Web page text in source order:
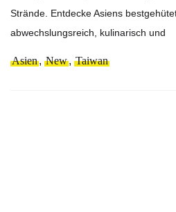
Strände. Entdecke Asiens
abwechslungsreich, kulinarisch und
Asien, New, Taiwan